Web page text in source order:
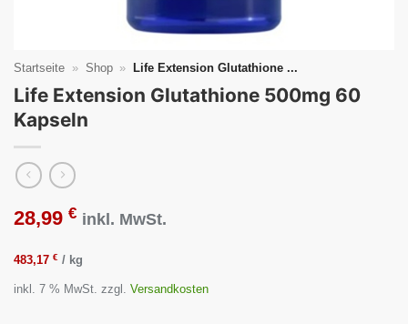
Startseite » Shop » Life Extension Glutathione ...
Life Extension Glutathione 500mg 60
Kapseln
28,99 € inkl. MwSt.
483,17 € / kg
inkl. 7 % MwSt. zzgl. Versandkosten